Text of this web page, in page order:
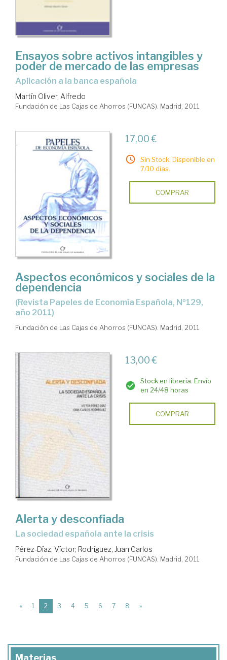
Ensayos sobre activos intangibles y
poder de mercado de las empresas
aplicación a la banca española
Martín Oliver, Alfredo
Fundación de Las Cajas de Ahorros (FUNCAS). Madrid, 2011
17,00 €
Sin Stock. Disponible en
7/10 días.
COMPRAR
Aspectos económicos y sociales de la
dependencia
(Revista Papeles de Economía Española, Nº129,
año 2011)
Fundación de Las Cajas de Ahorros (FUNCAS). Madrid, 2011
13,00 €
Stock en librería. Envío
en 24/48 horas
COMPRAR
Alerta y desconfiada
la sociedad española ante la crisis
Pérez-Díaz, Víctor; Rodríguez, Juan Carlos
Fundación de Las Cajas de Ahorros (FUNCAS). Madrid, 2011
« 1 2 (current)
3 4 5 6 7 8 »
Materias